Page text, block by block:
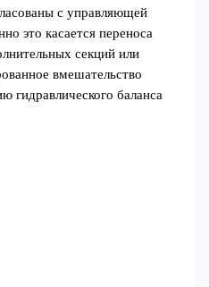
с управляющей
это касается переноса
секций или
вмешательство
гидравлического баланса